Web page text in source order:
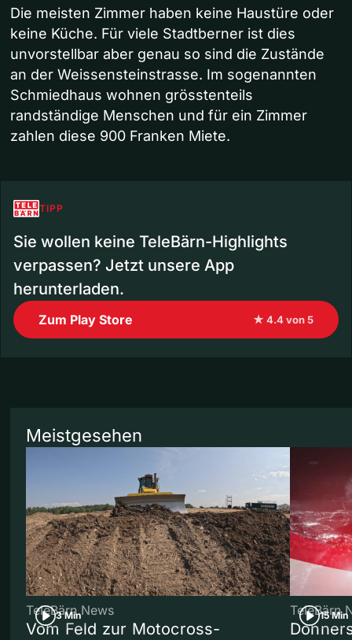
Die meisten Zimmer haben keine Haustüre oder
keine Küche. Für viele Stadtberner ist dies
unvorstellbar aber genau so sind die Zustände
an der Weissensteinstrasse. Im sogenannten
Schmiedhaus wohnen grösstenteils
randständige Menschen und für ein Zimmer
zahlen diese 900 Franken Miete.
TIPP
Sie wollen keine TeleBärn-Highlights
verpassen? Jetzt unsere App
herunterladen.
Zum Play Store ★ 4.4 von 5
Meistgesehen
3 Min
TeleBärn News
Vom Feld zur Motocross-
15 Min
TeleBärn